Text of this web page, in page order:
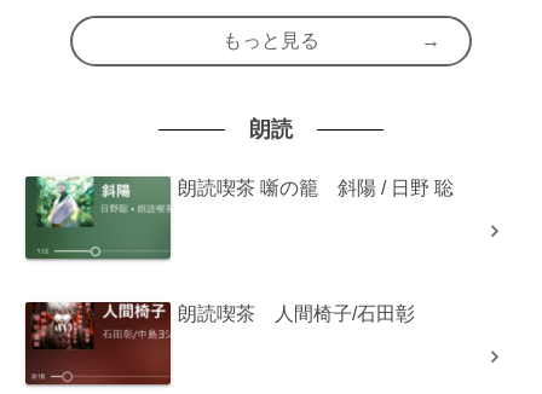
もっと見る
朗読
朗読喫茶 噺の籠 斜陽 / 日野 聡
朗読喫茶 人間椅子/石田彰